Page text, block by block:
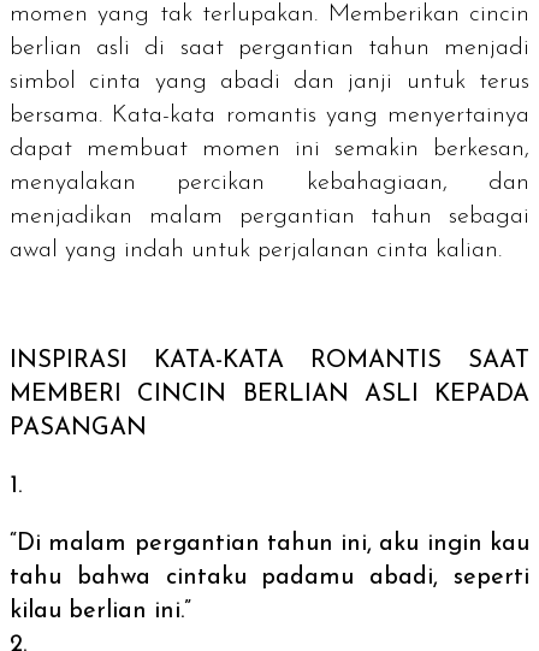
momen yang tak terlupakan. Memberikan cincin
berlian asli di saat pergantian tahun menjadi
simbol cinta yang abadi dan janji untuk terus
bersama. Kata-kata romantis yang menyertainya
dapat membuat momen ini semakin berkesan,
menyalakan percikan kebahagiaan, dan
menjadikan malam pergantian tahun sebagai
awal yang indah untuk perjalanan cinta kalian.
INSPIRASI KATA-KATA ROMANTIS SAAT
MEMBERI CINCIN BERLIAN ASLI KEPADA
PASANGAN
“Di malam pergantian tahun ini, aku ingin kau
tahu bahwa cintaku padamu abadi, seperti
kilau berlian ini.”